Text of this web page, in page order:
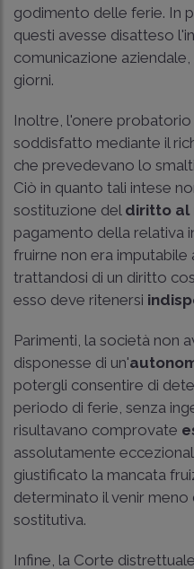
godimento delle ferie. In
questi avesse disatteso
comunicazione
giorni.
Inoltre, l'onere
soddisfatto mediante il
che prevedevano lo
Ciò in quanto tali intese
sostituzione del diritto al
pagamento della relativa
fruirne non era imputabile
trattandosi di un diritto
esso deve ritenersi
Parimenti, la società non
disponesse di un'
potergli consentire di
periodo di ferie, senza
risultavano comprovate
assolutamente
giustificato la mancata
determinato il venir meno
sostitutiva.
Infine, la Corte